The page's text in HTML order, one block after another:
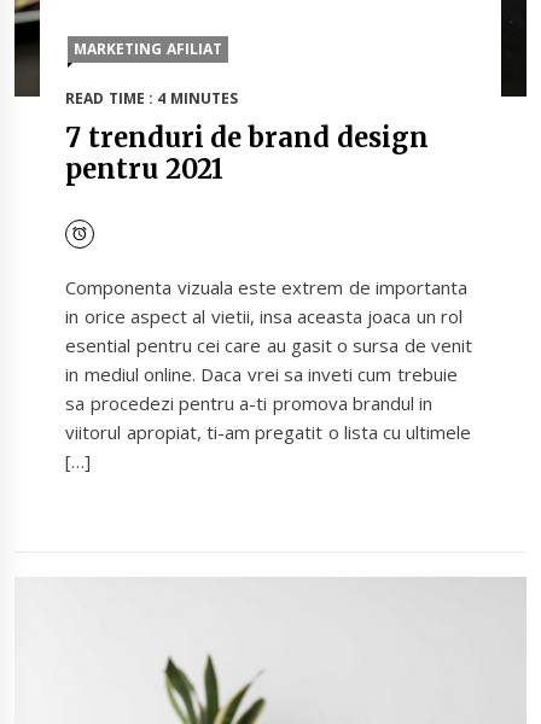
MARKETING AFILIAT
READ TIME : 4 MINUTES
7 trenduri de brand design
pentru 2021
Componenta vizuala este extrem de importanta
in orice aspect al vietii, insa aceasta joaca un rol
esential pentru cei care au gasit o sursa de venit
in mediul online. Daca vrei sa inveti cum trebuie
sa procedezi pentru a-ti promova brandul in
viitorul apropiat, ti-am pregatit o lista cu ultimele
[…]